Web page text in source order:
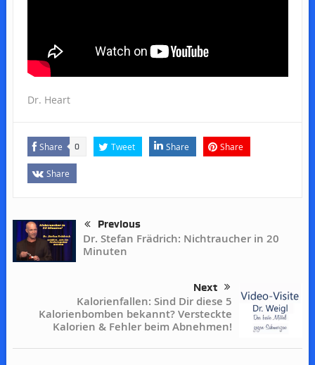
Dr. Heart
Share 0 Tweet Share Share
Share
Previous
Dr. Stefan Frädrich: Nichtraucher in 20
Minuten
Next
Kalorienfallen: Sind Dir diese 5
Kalorienbomben bekannt? Versteckte
Kalorien & Fehler beim Abnehmen!